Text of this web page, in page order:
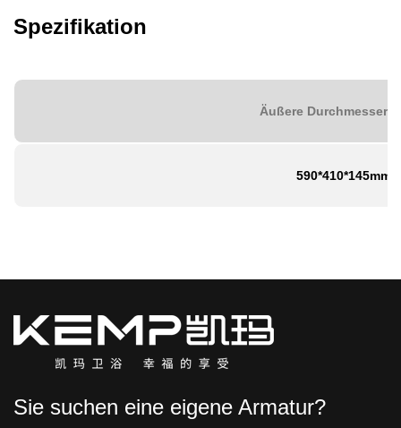
Spezifikation
Äußere Durchmesser
590*410*145mm
Sie suchen eine eigene Armatur?